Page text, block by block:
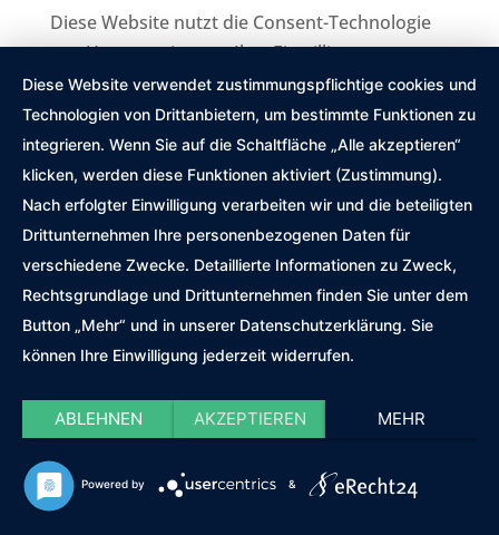
Diese Website nutzt die Consent-Technologie
von Usercentrics, um Ihre Einwilligung zur
Speicherung bestimmter Cookies auf Ihrem
Endgerät einzuholen und diese
datenschutzkonform zu dokumentieren.
Anbieter dieser Technologie ist die
Usercentrics GmbH, Sendlinger Straße 7, 80331
München, Website:
https://usercentrics.com/de/ (im Folgenden
„Usercentrics“).
Wenn Sie unsere Website betreten, werden
folgende personenbezogene Daten an
Usercentrics übertragen:
Einwilligung(en)
Ihre IP-Adresse
Diese Website verwendet zustimmungspflichtige cookies und
Technologien von Drittanbietern, um bestimmte Funktionen zu
integrieren. Wenn Sie auf die Schaltfläche „Alle akzeptieren“
klicken, werden diese Funktionen aktiviert (Zustimmung).
Nach erfolgter Einwilligung verarbeiten wir und die beteiligten
Drittunternehmen Ihre personenbezogenen Daten für
verschiedene Zwecke. Detaillierte Informationen zu Zweck,
Rechtsgrundlage und Drittunternehmen finden Sie unter dem
Button „Mehr“ und in unserer Datenschutzerklärung. Sie
können Ihre Einwilligung jederzeit widerrufen.
ABLEHNEN AKZEPTIEREN MEHR
Powered by &